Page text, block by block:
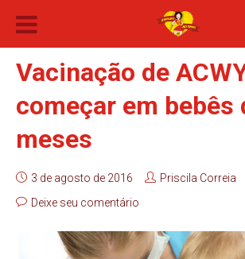
Vacinação de
começar em bebês
meses
3 de agosto de 2016 Priscila Correia
Deixe seu comentário